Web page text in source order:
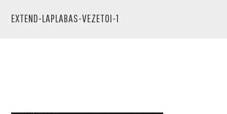
EXTEND-LAPLABAS-VEZETOI-1